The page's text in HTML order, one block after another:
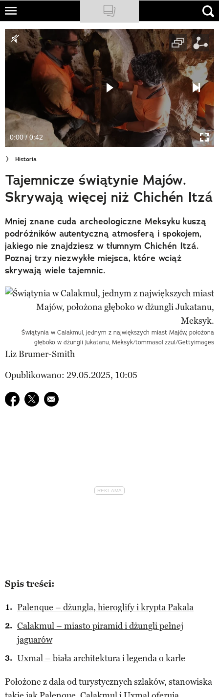
Skip
main
content
NATIONAL GEOGRAPHIC
TRAVELER
PODCASTY
Newsletter
Cuda Polski
Wielki Konkurs Fotograficzny
Trendbook Podróżniczy
Polecane
0:00 / 0:42
Historia
Tajemnicze świątynie Majów.
Skrywają więcej niż Chichén Itzá
Mniej znane cuda archeologiczne Meksyku kuszą
podróżników autentyczną atmosferą i spokojem,
jakiego nie znajdziesz w tłumnym Chichén Itzá.
Poznaj trzy niezwykłe miejsca, które wciąż
skrywają wiele tajemnic.
Świątynia w Calakmul, jednym z największych miast Majów, położona
głęboko w dżungli Jukatanu, Meksyk/tommasolizzul/Gettyimages
Liz Brumer-Smith
Opublikowano: 29.05.2025, 10:05
Udostępnij na facebook
Udostępnij na twitter
E-mail do przyjaciela
Spis treści:
Palenque – dżungla, hieroglify i krypta Pakala
Calakmul – miasto piramid i dżungli pełnej
jaguarów
Uxmal – biała architektura i legenda o karle
Położone z dala od turystycznych szlaków, stanowiska